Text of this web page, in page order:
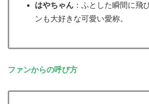
はやちゃん ：ふとした瞬間に飛
ンも大好きな可愛い愛称。
ファンからの呼び方